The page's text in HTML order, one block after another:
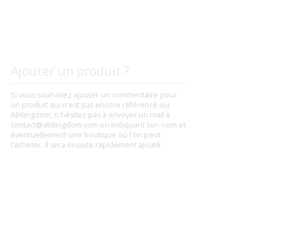
Si vous souhaitez ajouter un commentaire pour
un produit qui n'est pas encore référencé sur
ABKingdom, n'hésitez pas à envoyer un mail à
contact@abkingdom.com en indiquant son nom et
éventuellement une boutique où l'on peut
l'acheter. Il sera ensuite rapidement ajouté.